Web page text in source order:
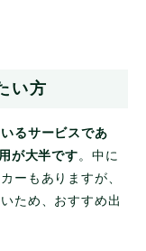
い方
るサービスであ
が大半です。中に
ーもありますが、
ため、おすすめ出